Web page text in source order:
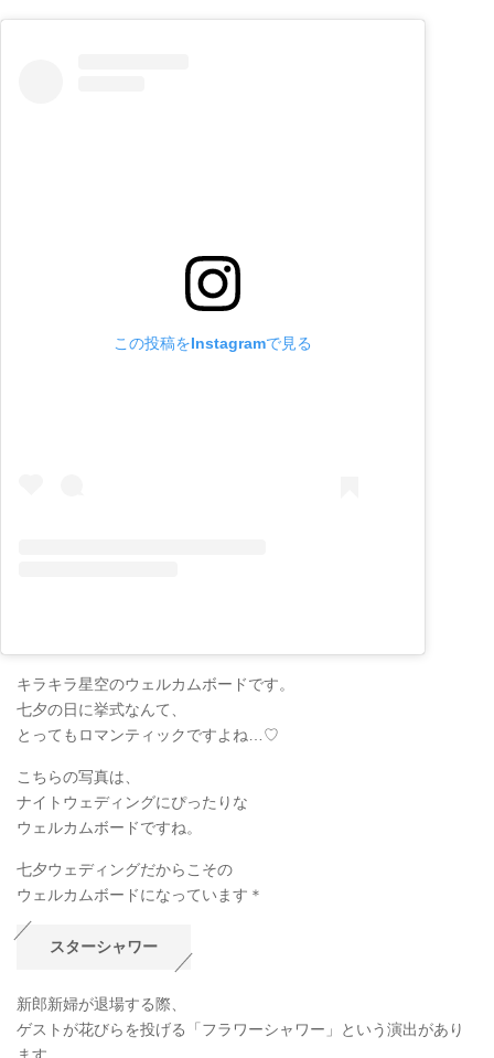
この投稿をInstagramで見る
キラキラ星空のウェルカムボードです。
七夕の日に挙式なんて、
とってもロマンティックですよね…♡
こちらの写真は、
ナイトウェディングにぴったりな
ウェルカムボードですね。
七夕ウェディングだからこその
ウェルカムボードになっています＊
スターシャワー
新郎新婦が退場する際、
ゲストが花びらを投げる「フラワーシャワー」という演出があり